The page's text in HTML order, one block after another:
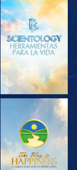
EXPLORA LAS
SERIES
VE